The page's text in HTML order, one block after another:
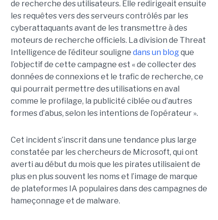
de recherche des utilisateurs. Elle redirigeait ensuite
les requêtes vers des serveurs contrôlés par les
cyberattaquants avant de les transmettre à des
moteurs de recherche officiels. La division de Threat
Intelligence de l’éditeur souligne dans un blogque
l’objectif de cette campagne est « de collecter des
données de connexions et le trafic de recherche, ce
qui pourrait permettre des utilisations en aval
comme le profilage, la publicité ciblée ou d’autres
formes d’abus, selon les intentions de l’opérateur ».
Cet incident s’inscrit dans une tendance plus large
constatée par les chercheurs de Microsoft, qui ont
averti au début du mois que les pirates utilisaient de
plus en plus souvent les noms et l’image de marque
de plateformes IA populaires dans des campagnes de
hameçonnage et de malware.